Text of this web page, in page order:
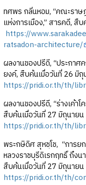
ทศพร กลิ่นหอม, “คณะรา
แห่งการเมือง,” สารคดี, สื
https://
ratsadon-architecture/
ผลงานของปรีดี, “ประกา
ยงค์, สืบค้นเมื่อวันที่ 26 มิ
https://pridi.or.th/th/
ผลงานของปรีดี, “ร่างเค้า
สืบค้นเมื่อวันที่ 27 มิถุนาย
https://pridi.or.th/th/
พระกษิดิศ สุหชฺโช, “การ
หลวงราชบุรีดิเรกฤทธิ์ ถึง
สืบค้นเมื่อวันที่ 27 มิถุนาย
https://pridi.or.th/th/